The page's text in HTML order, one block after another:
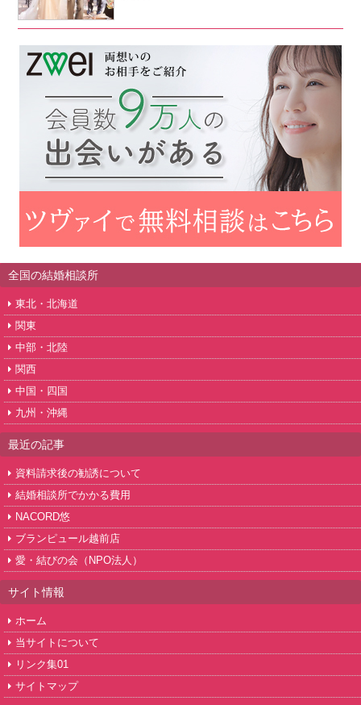
全国の結婚相談所
東北・北海道
関東
中部・北陸
関西
中国・四国
九州・沖縄
最近の記事
資料請求後の勧誘について
結婚相談所でかかる費用
NACORD悠
ブランピュール越前店
愛・結びの会（NPO法人）
サイト情報
ホーム
当サイトについて
リンク集01
サイトマップ